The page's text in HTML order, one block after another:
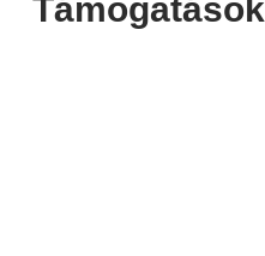
Támogatások